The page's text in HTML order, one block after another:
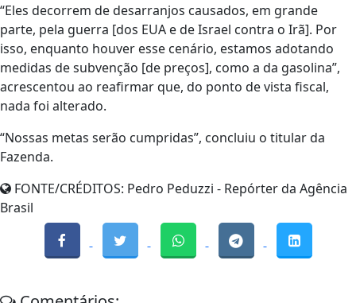
“Eles decorrem de desarranjos causados, em grande
parte, pela guerra [dos EUA e de Israel contra o Irã]. Por
isso, enquanto houver esse cenário, estamos adotando
medidas de subvenção [de preços], como a da gasolina”,
acrescentou ao reafirmar que, do ponto de vista fiscal,
nada foi alterado.
“Nossas metas serão cumpridas”, concluiu o titular da
Fazenda.
FONTE/CRÉDITOS: Pedro Peduzzi - Repórter da Agência
Brasil